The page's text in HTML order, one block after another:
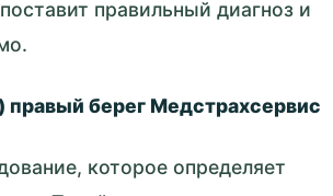
правильный диагноз и
берег Медстрахсервис
которое определяет